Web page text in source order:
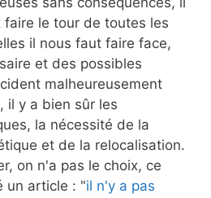
le tour de toutes les
il nous faut faire face,
et des possibles
malheureusement
il y a bien sûr les
la nécessité de la
et de la relocalisation.
on n'a pas le choix, ce
un article : "il n'y a pas